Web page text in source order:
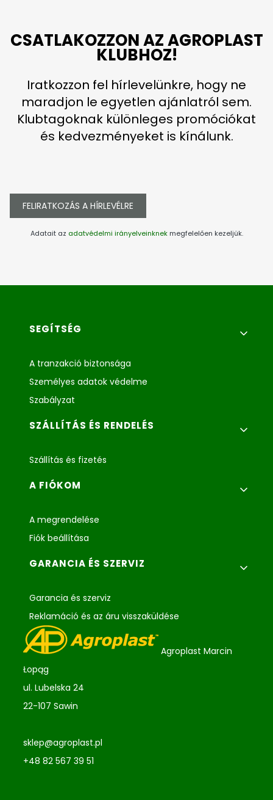
CSATLAKOZZON AZ AGROPLAST
KLUBHOZ!
Iratkozzon fel hírlevelünkre, hogy ne
maradjon le egyetlen ajánlatról sem.
Klubtagoknak különleges promóciókat
és kedvezményeket is kínálunk.
FELIRATKOZÁS A HÍRLEVÉLRE
Adatait az adatvédelmi irányelveinknekmegfelelően kezeljük.
Lábléc menü
SEGÍTSÉG
A tranzakció biztonsága
Személyes adatok védelme
Szabályzat
SZÁLLÍTÁS ÉS RENDELÉS
Szállítás és fizetés
A FIÓKOM
A megrendelése
Fiók beállítása
GARANCIA ÉS SZERVIZ
Garancia és szerviz
Reklamáció és az áru visszaküldése
Agroplast Marcin
Łopąg
ul. Lubelska 24
22-107 Sawin
sklep@agroplast.pl
+48 82 567 39 51